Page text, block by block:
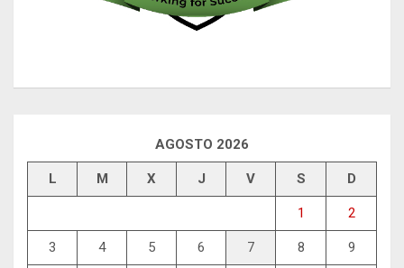
AGOSTO 2026
L M X J V S D
1 2
3 4 5 6 7 8 9